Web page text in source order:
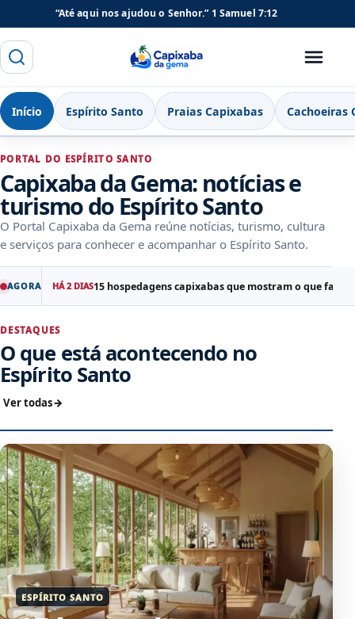
“Até aqui nos ajudou o Senhor.” 1 Samuel 7:12
Buscar Capixaba da Gema
Menu
Início Espírito Santo Praias Capixabas Cachoeiras
PORTAL DO ESPÍRITO SANTO
Capixaba da Gema: notícias e
turismo do Espírito Santo
O Portal Capixaba da Gema reúne notícias, turismo, cultura
e serviços para conhecer e acompanhar o Espírito Santo.
AGORA HÁ 2 DIAS15 hospedagens capixabas que mostram o que
DESTAQUES
O que está acontecendo no
Espírito Santo
Ver todas
ESPÍRITO SANTO